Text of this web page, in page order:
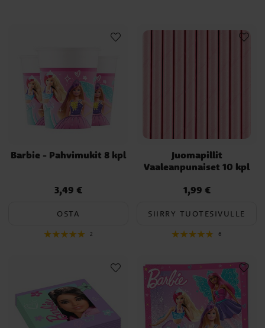
Barbie - Pahvimukit 8 kpl
Hinta:3,49 €
3,49 €
OSTA
2
Juomapillit
Vaaleanpunaiset 10 kpl
Hinta:1,99 €
1,99 €
SIIRRY TUOTESIVULLE
6